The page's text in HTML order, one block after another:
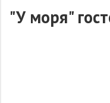
"У моря"